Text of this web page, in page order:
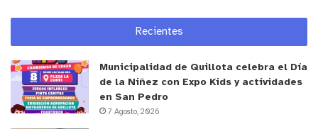
Recientes
Municipalidad de Quillota celebra el Día
de la Niñez con Expo Kids y actividades
en San Pedro
7 Agosto, 2026